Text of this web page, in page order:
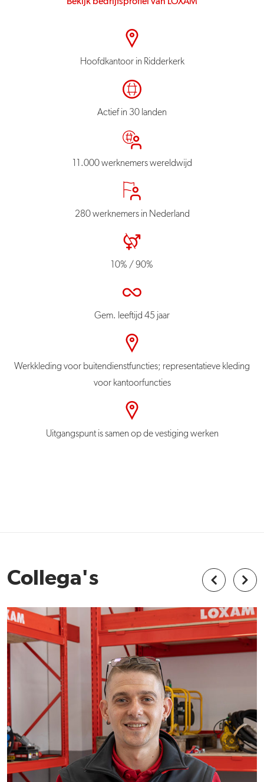
Hoofdkantoor in Ridderkerk
Actief in 30 landen
11.000 werknemers wereldwijd
280 werknemers in Nederland
10% / 90%
Gem. leeftijd 45 jaar
Werkkleding voor buitendienstfuncties; representatieve kleding
voor kantoorfuncties
Uitgangspunt is samen op de vestiging werken
Collega's